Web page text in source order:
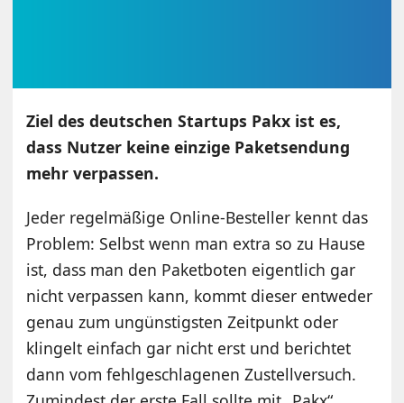
Ziel des deutschen Startups Pakx ist es,
dass Nutzer keine einzige Paketsendung
mehr verpassen.
Jeder regelmäßige Online-Besteller kennt das
Problem: Selbst wenn man extra so zu Hause
ist, dass man den Paketboten eigentlich gar
nicht verpassen kann, kommt dieser entweder
genau zum ungünstigsten Zeitpunkt oder
klingelt einfach gar nicht erst und berichtet
dann vom fehlgeschlagenen Zustellversuch.